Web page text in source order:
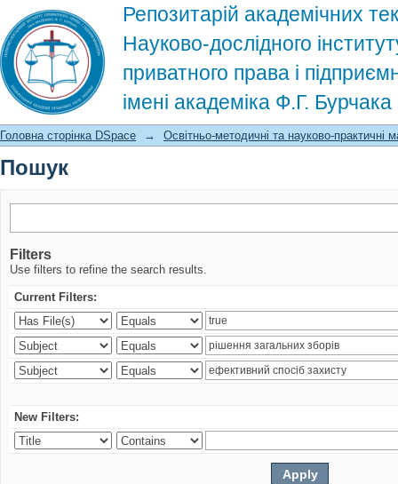
Репозитарій академічних
Науково-дослідного
приватного права і
імені академіка Ф.Г.
Пошук
Головна сторінка DSpace → Освітньо-методичні та науково-практичні
Пошук
Filters
Use filters to refine the search results.
Current Filters:
New Filters: